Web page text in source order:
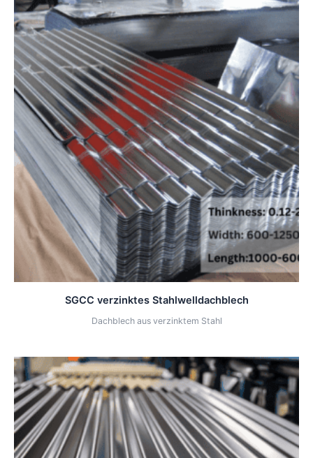
SGCC verzinktes Stahlwelldachblech
Dachblech aus verzinktem Stahl